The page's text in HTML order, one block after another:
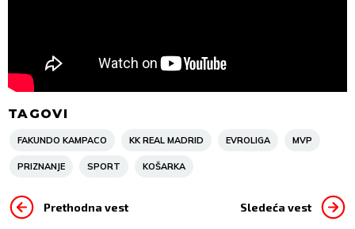
TAGOVI
FAKUNDO KAMPACO KK REAL MADRID EVROLIGA MVP
PRIZNANJE SPORT KOŠARKA
Prethodna vest Sledeća vest